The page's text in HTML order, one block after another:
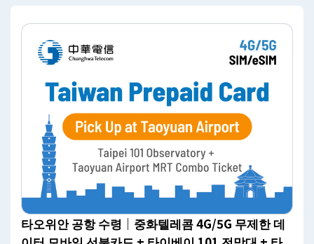
타오위안 공항 수령｜중화텔레콤 4G/5G 무제한 데